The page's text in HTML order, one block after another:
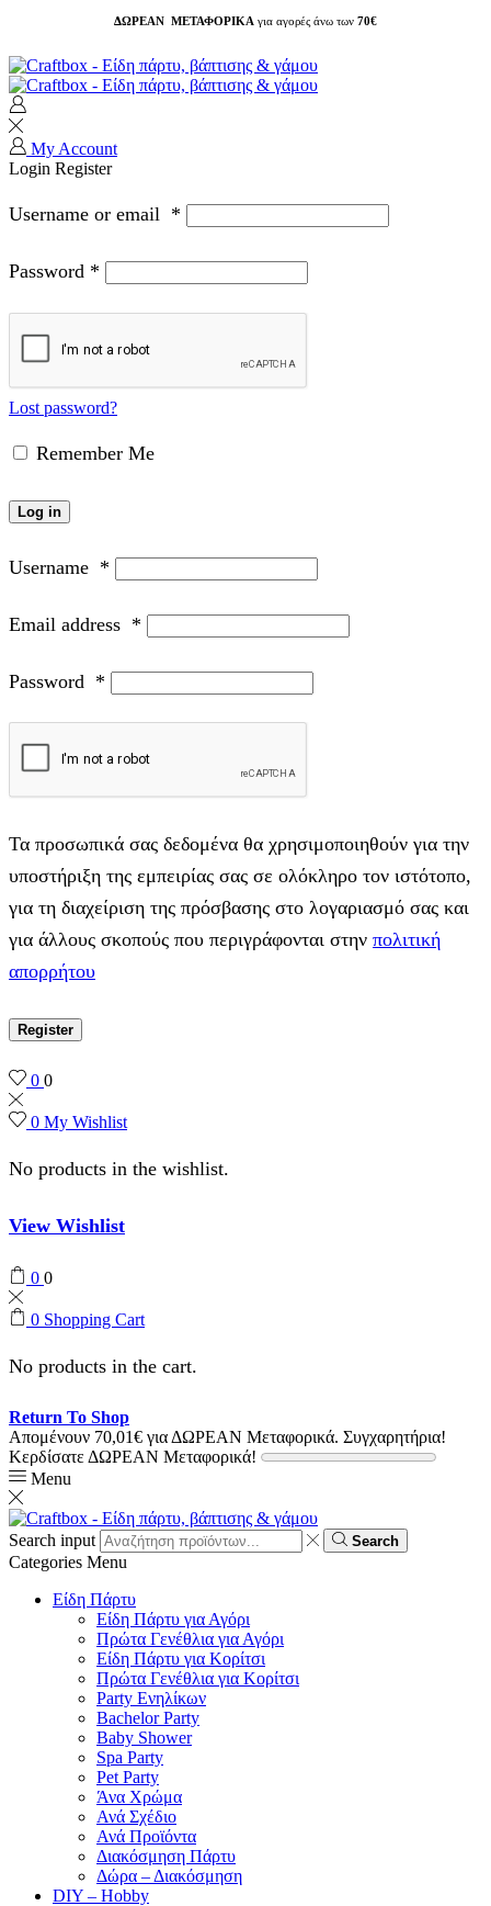
ΔΩΡΕΑΝ ΜΕΤΑΦΟΡΙΚΑ για αγορές άνω των 70€
My Account
Login Register
Username or email *
Password *
Lost password?
Remember Me
Log in
Username *
Email address *
Password *
Τα προσωπικά σας δεδομένα θα χρησιμοποιηθούν για την
υποστήριξη της εμπειρίας σας σε ολόκληρο τον ιστότοπο,
για τη διαχείριση της πρόσβασης στο λογαριασμό σας και
για άλλους σκοπούς που περιγράφονται στην πολιτική
απορρήτου
Register
0 0
0 My Wishlist
No products in the wishlist.
View Wishlist
0 0
0 Shopping Cart
No products in the cart.
Return To Shop
Απομένουν 70,01€ για ΔΩΡΕΑΝ Μεταφορικά. Συγχαρητήρια!
Κερδίσατε ΔΩΡΕΑΝ Μεταφορικά!
Menu
Search input Search
Categories Menu
Είδη Πάρτυ
Είδη Πάρτυ για Αγόρι
Πρώτα Γενέθλια για Αγόρι
Είδη Πάρτυ για Κορίτσι
Πρώτα Γενέθλια για Κορίτσι
Party Ενηλίκων
Bachelor Party
Baby Shower
Spa Party
Pet Party
Άνα Χρώμα
Ανά Σχέδιο
Ανά Προϊόντα
Διακόσμηση Πάρτυ
Δώρα – Διακόσμηση
DIY – Hobby